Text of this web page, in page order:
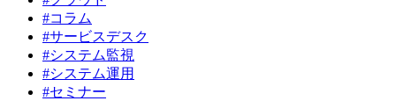
#コラム
#サービスデスク
#システム監視
#システム運用
#セミナー